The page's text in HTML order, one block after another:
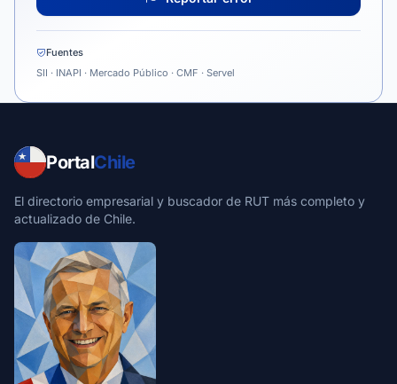
Fuentes
SII · INAPI · Mercado Público · CMF · Servel
PortalChile
El directorio empresarial y buscador de RUT más completo y
actualizado de Chile.